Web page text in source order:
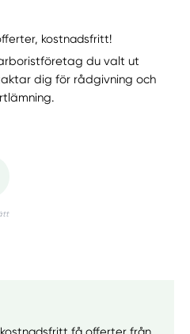
kostnadsfritt!
du valt ut
dig för rådgivning och